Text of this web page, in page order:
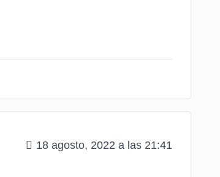
18 agosto, 2022 a las 21:41